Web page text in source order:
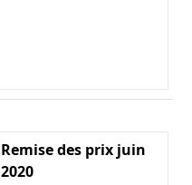
Remise des prix juin
2020